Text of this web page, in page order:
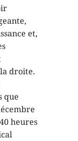
et,
droite.
que
heures